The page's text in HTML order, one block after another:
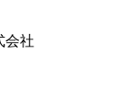
会社